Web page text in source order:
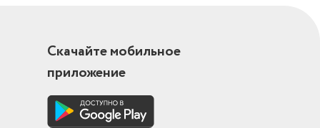
Скачайте мобильное
приложение